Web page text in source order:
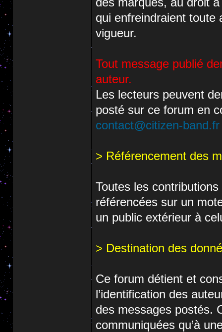
qui enfreindraient toute
vigueur.
Tout message publié
auteur.
Les lecteurs peuvent
posté sur ce forum en
contact@citizen-band.fr
> Référencement des
Toutes les
référencées sur un
un public extérieur à
> Destination des
Ce forum détient et
l’identification des
des messages postés.
communiquées qu’à